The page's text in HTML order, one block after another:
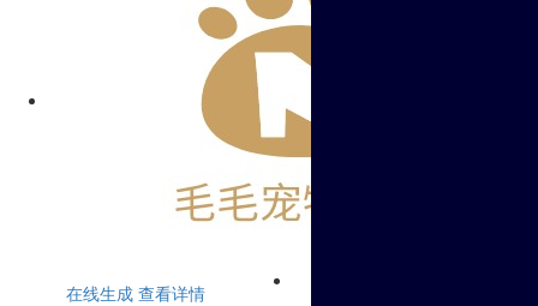
在线生成 查看详情